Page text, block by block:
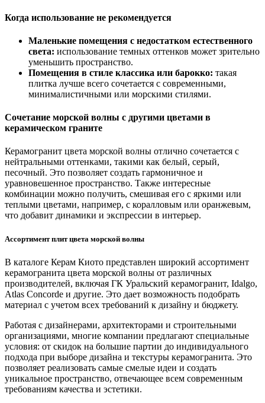
Когда использование не рекомендуется
Маленькие помещения с недостатком естественного
света: использование темных оттенков может зрительно
уменьшить пространство.
Помещения в стиле классика или барокко: такая
плитка лучше всего сочетается с современными,
минималистичными или морскими стилями.
Сочетание морской волны с другими цветами в
керамическом граните
Керамогранит цвета морской волны отлично сочетается с
нейтральными оттенками, такими как белый, серый,
песочный. Это позволяет создать гармоничное и
уравновешенное пространство. Также интересные
комбинации можно получить, смешивая его с яркими или
теплыми цветами, например, с коралловым или оранжевым,
что добавит динамики и экспрессии в интерьер.
Ассортимент плит цвета морской волны
В каталоге Керам Киото представлен широкий ассортимент
керамогранита цвета морской волны от различных
производителей, включая ГК Уральский керамогранит, Idalgo,
Atlas Concorde и другие. Это дает возможность подобрать
материал с учетом всех требований к дизайну и бюджету.
Работая с дизайнерами, архитекторами и строительными
организациями, многие компании предлагают специальные
условия: от скидок на большие партии до индивидуального
подхода при выборе дизайна и текстуры керамогранита. Это
позволяет реализовать самые смелые идеи и создать
уникальное пространство, отвечающее всем современным
требованиям качества и эстетики.